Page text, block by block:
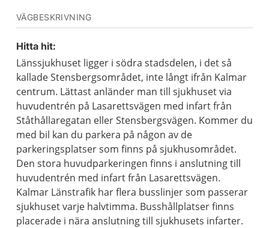
VÄGBESKRIVNING
Hitta hit:
Länssjukhuset ligger i södra stadsdelen, i det så
kallade Stensbergsområdet, inte långt ifrån Kalmar
centrum. Lättast anländer man till sjukhuset via
huvudentrén på Lasarettsvägen med infart från
Ståthållaregatan eller Stensbergsvägen. Kommer du
med bil kan du parkera på någon av de
parkeringsplatser som finns på sjukhusområdet.
Den stora huvudparkeringen finns i anslutning till
huvudentrén med infart från Lasarettsvägen.
Kalmar Länstrafik har flera busslinjer som passerar
sjukhuset varje halvtimma. Busshållplatser finns
placerade i nära anslutning till sjukhusets infarter.